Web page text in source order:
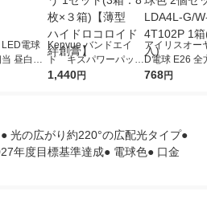
電球
昼白色
Kenvue バンドエイ
ド キズパワーパッド
極薄 ふつう 1セット(3
1,440円
アイリスオー
D電球 E26 全
形相当 電球色
768円
光の広がり約220°の広配光タイプ●
年度目標基準達成● 電球色● 口金